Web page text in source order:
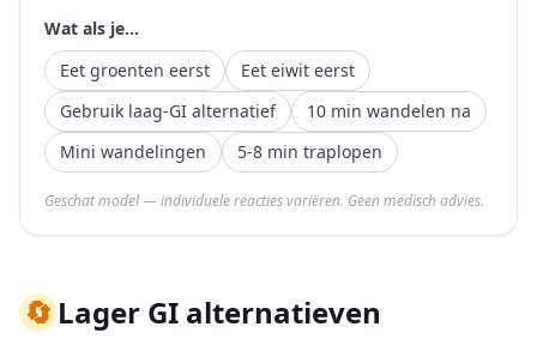
Wat als je...
Eet groenten eerst
Eet eiwit eerst
Gebruik laag-GI alternatief
10 min wandelen na
Mini wandelingen
5-8 min traplopen
Geschat model — individuele reacties variëren. Geen medisch advies.
🔄Lager GI alternatieven